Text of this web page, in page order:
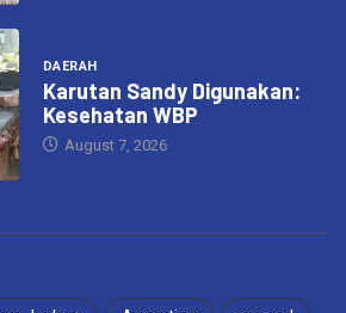
DAERAH
Karutan Sandy Digunakan:
Kesehatan WBP
August 7, 2026